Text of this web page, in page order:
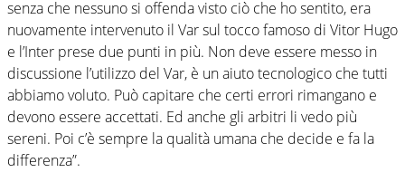
senza che nessuno si offenda visto ciò che ho sentito, era
nuovamente intervenuto il Var sul tocco famoso di Vitor Hugo
e l’Inter prese due punti in più. Non deve essere messo in
discussione l’utilizzo del Var, è un aiuto tecnologico che tutti
abbiamo voluto. Può capitare che certi errori rimangano e
devono essere accettati. Ed anche gli arbitri li vedo più
sereni. Poi c’è sempre la qualità umana che decide e fa la
differenza”.